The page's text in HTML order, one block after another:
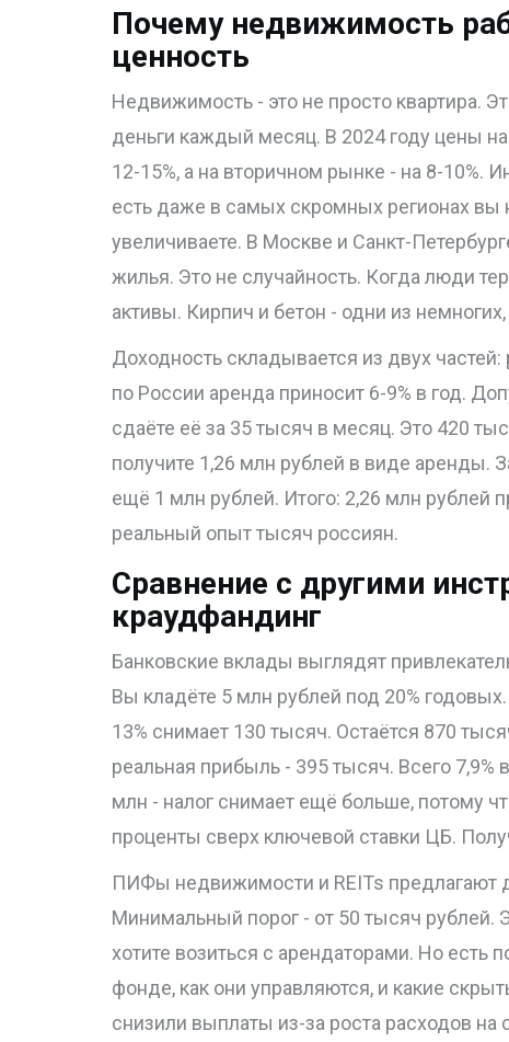
Почему недвижимость
ценность
Недвижимость - это не просто квартира.
деньги каждый месяц. В 2024 году цены
12-15%, а на вторичном рынке - на 8-10%.
есть даже в самых скромных регионах вы
увеличиваете. В Москве и Санкт-
жилья. Это не случайность. Когда люди
активы. Кирпич и бетон - одни из
Доходность складывается из двух
по России аренда приносит 6-9% в год.
сдаёте её за 35 тысяч в месяц. Это 420
получите 1,26 млн рублей в виде аренды.
ещё 1 млн рублей. Итого: 2,26 млн рублей
реальный опыт тысяч россиян.
Сравнение с другими
краудфандинг
Банковские вклады выглядят
Вы кладёте 5 млн рублей под 20%
13% снимает 130 тысяч. Остаётся 870
реальная прибыль - 395 тысяч. Всего 7,9%
млн - налог снимает ещё больше, потому
проценты сверх ключевой ставки ЦБ.
ПИФы недвижимости и REITs предлагают
Минимальный порог - от 50 тысяч рублей.
хотите возиться с арендаторами. Но есть
фонде, как они управляются, и какие
снизили выплаты из-за роста расходов